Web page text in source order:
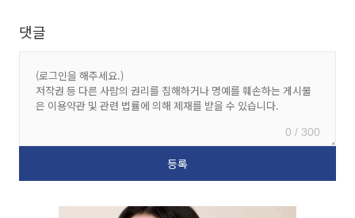
댓글
0 / 300